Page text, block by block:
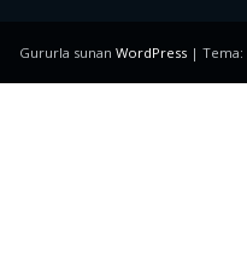
Gururla sunan WordPress | Tema: